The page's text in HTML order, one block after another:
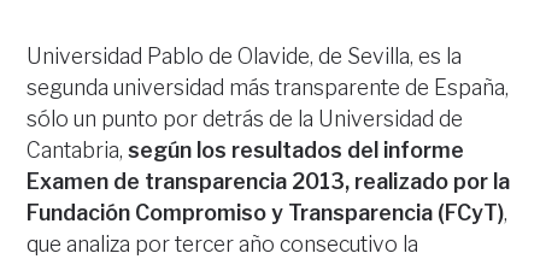
Universidad Pablo de Olavide, de Sevilla, es la
segunda universidad más transparente de España,
sólo un punto por detrás de la Universidad de
Cantabria,según los resultados del informe
Examen de transparencia 2013, realizado por la
Fundación Compromiso y Transparencia (FCyT),
que analiza por tercer año consecutivo la